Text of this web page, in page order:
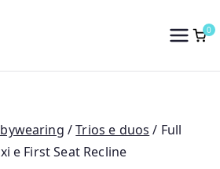
Baby
0
/Trios e duos / Full
e First Seat Recline